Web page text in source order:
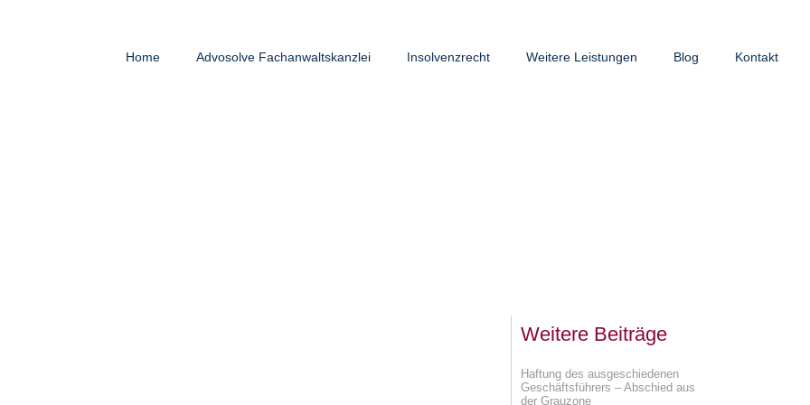
Home Advosolve Fachanwaltskanzlei Insolvenzrecht Weitere Leistungen Blog Kontakt
Weitere Beiträge
Haftung des ausgeschiedenen
Geschäftsführers – Abschied aus
der Grauzone